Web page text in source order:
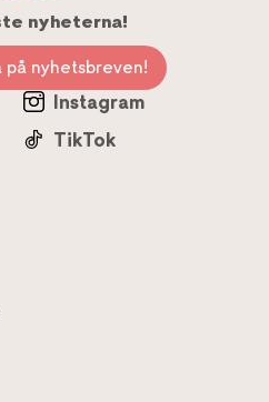
nyheterna!
nyhetsbreven!
Instagram
TikTok